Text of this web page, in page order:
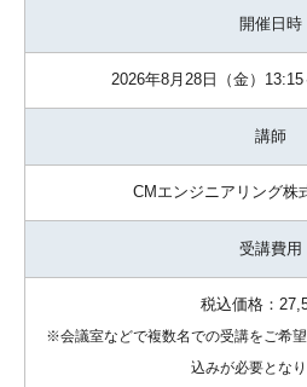
開催日時
2026年8月28日（金）13:15
講師
CMエンジニアリング
受講費用
税込価格：
※会議室などで複数名での受講をご希
込みが必要となり